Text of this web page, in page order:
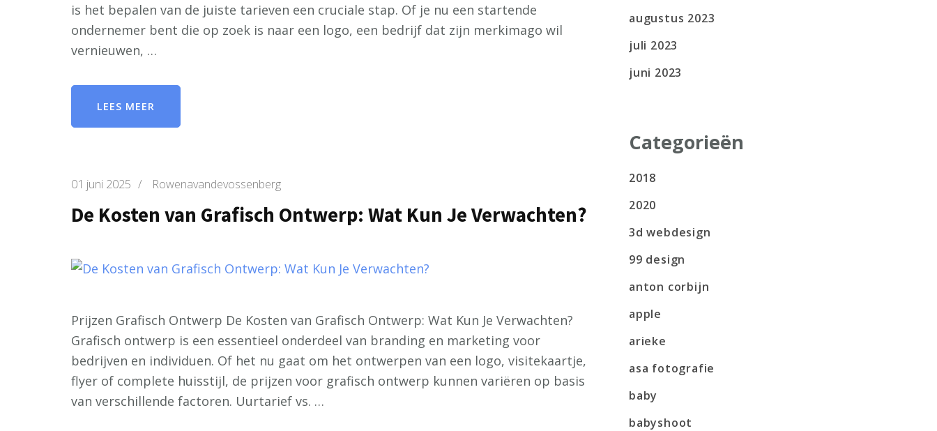
is het bepalen van de juiste tarieven een cruciale stap. Of je nu een startende
ondernemer bent die op zoek is naar een logo, een bedrijf dat zijn merkimago wil
vernieuwen, …
LEES MEER
01 juni 2025 / Rowenavandevossenberg
De Kosten van Grafisch Ontwerp: Wat Kun Je Verwachten?
Prijzen Grafisch Ontwerp De Kosten van Grafisch Ontwerp: Wat Kun Je Verwachten?
Grafisch ontwerp is een essentieel onderdeel van branding en marketing voor
bedrijven en individuen. Of het nu gaat om het ontwerpen van een logo, visitekaartje,
flyer of complete huisstijl, de prijzen voor grafisch ontwerp kunnen variëren op basis
van verschillende factoren. Uurtarief vs. …
augustus 2023
juli 2023
juni 2023
Categorieën
2018
2020
3d webdesign
99 design
anton corbijn
apple
arieke
asa fotografie
baby
babyshoot